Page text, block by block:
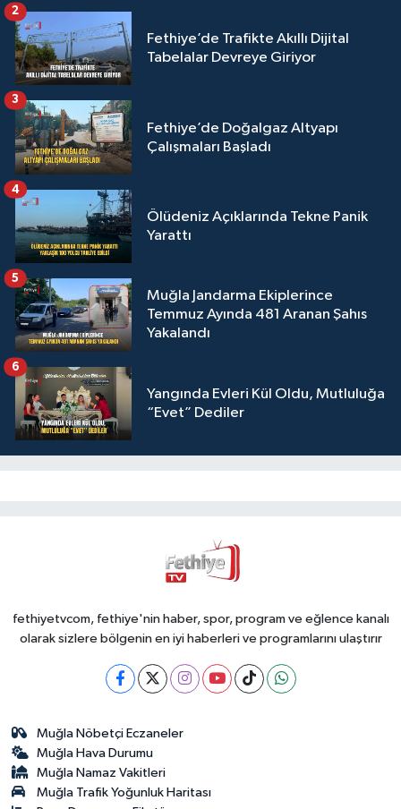
Fethiye’de Trafikte Akıllı Dijital
Tabelalar Devreye Giriyor
2
Fethiye’de Doğalgaz Altyapı
Çalışmaları Başladı
3
Ölüdeniz Açıklarında Tekne Panik
Yarattı
4
Muğla Jandarma Ekiplerince
Temmuz Ayında 481 Aranan Şahıs
Yakalandı
5
Yangında Evleri Kül Oldu, Mutluluğa
“Evet” Dediler
6
fethiyetvcom, fethiye'nin haber, spor, program ve eğlence kanalı
olarak sizlere bölgenin en iyi haberleri ve programlarını ulaştırır
Muğla Nöbetçi Eczaneler
Muğla Hava Durumu
Muğla Namaz Vakitleri
Muğla Trafik Yoğunluk Haritası